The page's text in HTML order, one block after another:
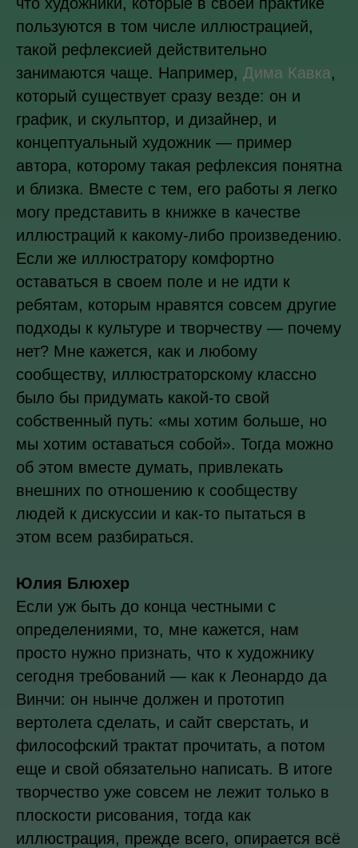
пользуются в том числе иллюстрацией,
такой рефлексией действительно
занимаются чаще. Например, Дима Кавка,
который существует сразу везде: он и
график, и скульптор, и дизайнер, и
концептуальный художник — пример
автора, которому такая рефлексия понятна
и близка. Вместе с тем, его работы я легко
могу представить в книжке в качестве
иллюстраций к какому-либо произведению.
Если же иллюстратору комфортно
оставаться в своем поле и не идти к
ребятам, которым нравятся совсем другие
подходы к культуре и творчеству — почему
нет? Мне кажется, как и любому
сообществу, иллюстраторскому классно
было бы придумать какой-то свой
собственный путь: «мы хотим больше, но
мы хотим оставаться собой». Тогда можно
об этом вместе думать, привлекать
внешних по отношению к сообществу
людей к дискуссии и как-то пытаться в
этом всем разбираться.
Юлия Блюхер
Если уж быть до конца честными с
определениями, то, мне кажется, нам
просто нужно признать, что к художнику
сегодня требований — как к Леонардо да
Винчи: он нынче должен и прототип
вертолета сделать, и сайт сверстать, и
философский трактат прочитать, а потом
еще и свой обязательно написать. В итоге
творчество уже совсем не лежит только в
плоскости рисования, тогда как
иллюстрация, прежде всего, опирается всё